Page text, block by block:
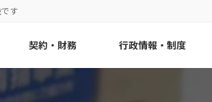
す
契約・財務 行政情報・制度